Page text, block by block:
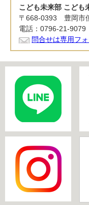
こども未来部 こども
〒668-0393 豊岡市
電話：0796-21-
問合せは専用フ